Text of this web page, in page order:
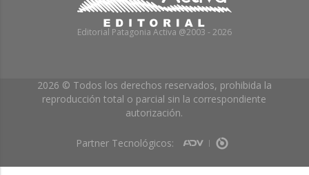
Editorial Patagonia Activa @2003 - 2026
2026 © Todos los derechos reservados, prohibida la
reproducción total o parcial sin la correspondiente
autorización.
Partner Tecnológicos: